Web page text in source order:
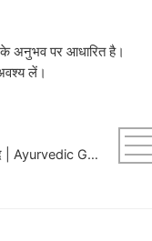
अनुभव पर आधारित है।
लें।
तुलसी पत्ते खाने का सही समय और 10 फायदे | Ayurvedic Guide